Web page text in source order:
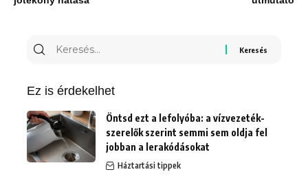
Keresés
Ez is érdekelhet
Öntsd ezt a lefolyóba: a vízvezeték-
szerelők szerint semmi sem oldja fel
jobban a lerakódásokat
Háztartási tippek